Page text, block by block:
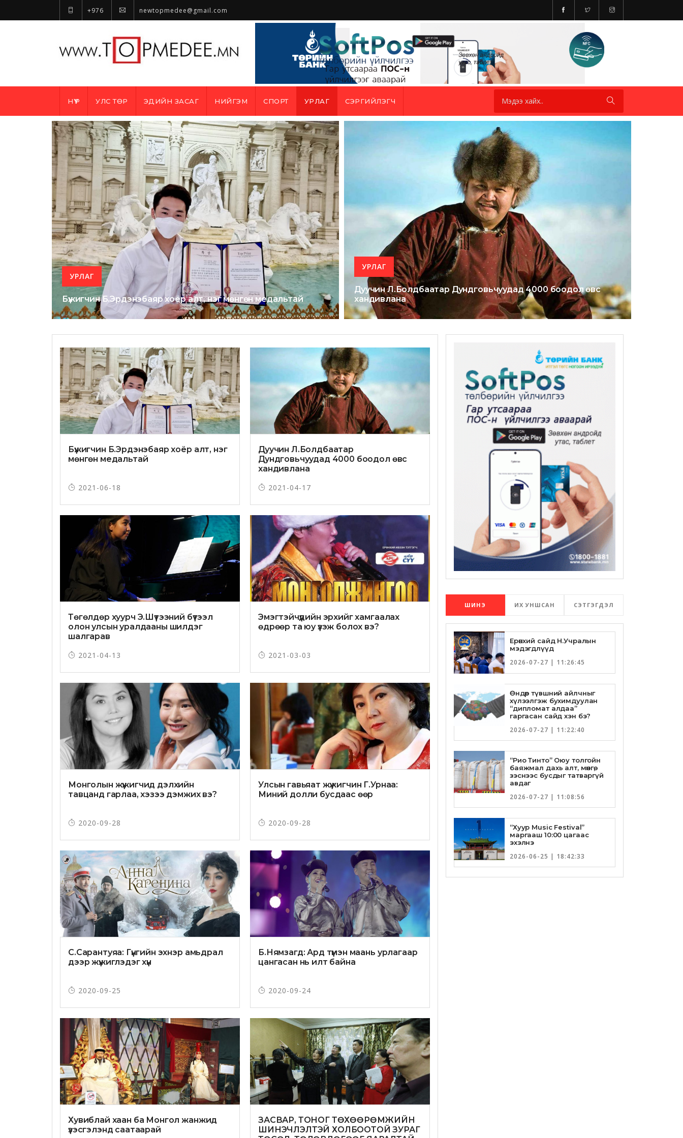
+976 newtopmedee@gmail.com
НҮҮР УЛС ТӨР ЭДИЙН ЗАСАГ НИЙГЭМ СПОРТ УРЛАГ СЭРГИЙЛЭГЧ
УРЛАГ
Бүжигчин Б.Эрдэнэбаяр хоёр алт, нэг мөнгөн медальтай
УРЛАГ
Дуучин Л.Болдбаатар Дундговьчуудад 4000 боодол өвс
хандивлана
Бүжигчин Б.Эрдэнэбаяр хоёр алт, нэг
мөнгөн медальтай
2021-06-18
Дуучин Л.Болдбаатар
Дундговьчуудад 4000 боодол өвс
хандивлана
2021-04-17
Төгөлдөр хуурч Э.Шүтээний бүтээл
олон улсын уралдааны шилдэг
шалгарав
2021-04-13
Эмэгтэйчүүдийн эрхийг хамгаалах
өдрөөр та юу үзэж болох вэ?
2021-03-03
Монголын жүжигчид дэлхийн
тавцанд гарлаа, хэзээ дэмжих вэ?
2020-09-28
Улсын гавьяат жүжигчин Г.Урнаа:
Миний долли бусдаас өөр
2020-09-28
С.Сарантуяа: Гүнгийн эхнэр амьдрал
дээр жүжиглэдэг хүн
2020-09-25
Б.Нямзагд: Ард түмэн маань урлагаар
цангасан нь илт байна
2020-09-24
Хувиблай хаан ба Монгол жанжид
үзэсгэлэнд саатаарай
ЗАСВАР, ТОНОГ ТӨХӨӨРӨМЖИЙН
ШИНЭЧЛЭЛТЭЙ ХОЛБООТОЙ ЗУРАГ
ШИНЭ ИХ УНШСАН СЭТГЭГДЭЛ
Ерөнхий сайд Н.Учралын
мэдэгдлүүд
2026-07-27 | 11:26:45
Өндөр түвшний айлчныг
хүлээлгэж бухимдуулан
“дипломат алдаа”
гаргасан сайд хэн бэ?
2026-07-27 | 11:22:40
“Рио Тинто” Оюу толгойн
баяжмал дахь алт, мөнгө,
зэснээс бусдыг татваргүй
авдаг
2026-07-27 | 11:08:56
“Хуур Music Festival”
маргааш 10:00 цагаас
эхэлнэ
2026-06-25 | 18:42:33